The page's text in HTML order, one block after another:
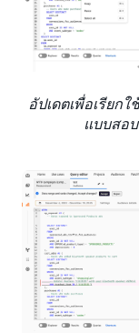
อัปเดตเพื่อเรียก
แบบสอ